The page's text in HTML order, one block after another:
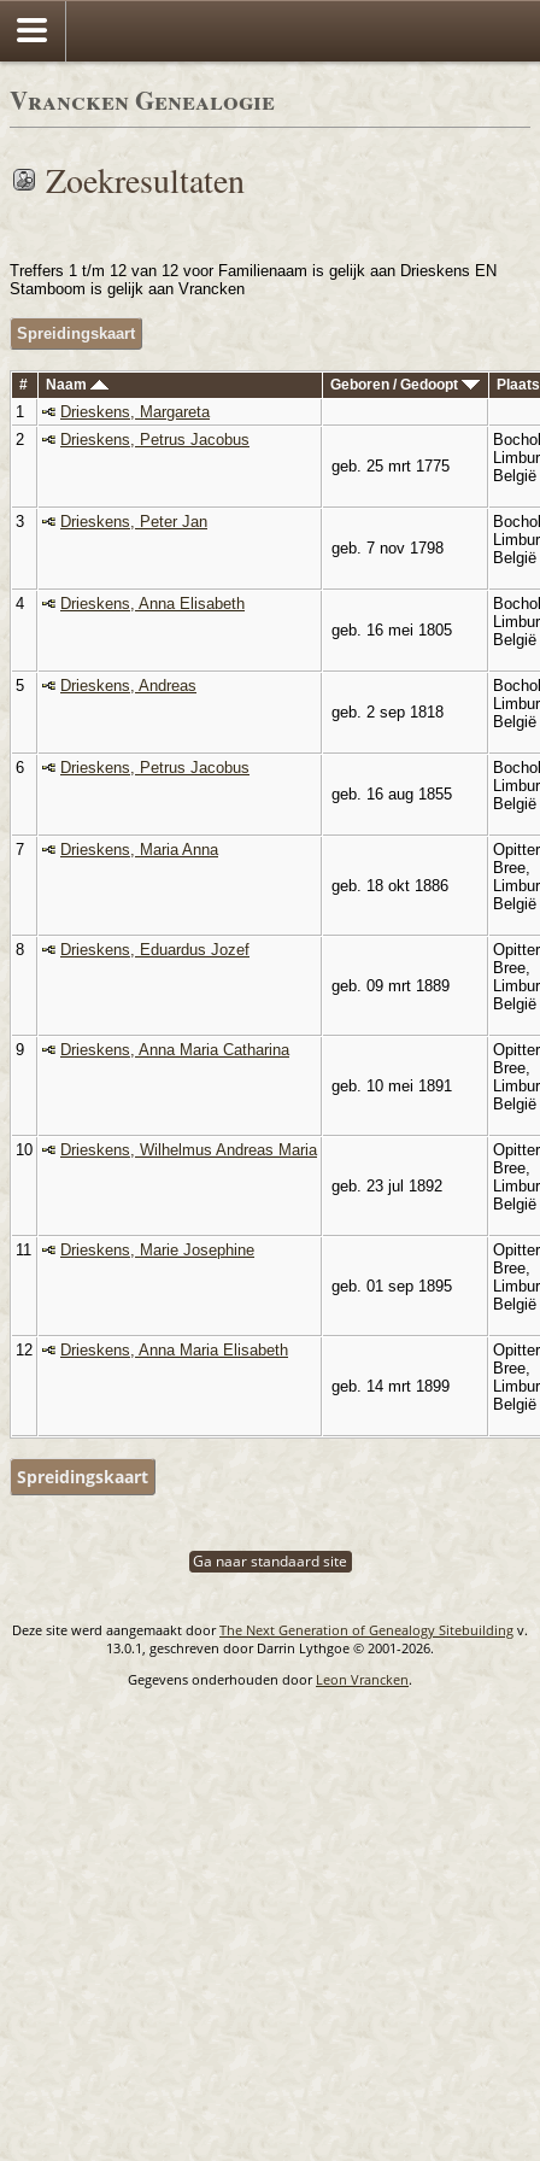
Vrancken Genealogie
Zoekresultaten
Treffers 1 t/m 12 van 12 voor Familienaam is gelijk aan Drieskens EN
Stamboom is gelijk aan Vrancken
Spreidingskaart
# Naam Geboren / Gedoopt
1
Drieskens, Margareta
2
Drieskens, Petrus Jacobus
geb. 25 mrt 1775
België
3
Drieskens, Peter Jan
geb. 7 nov 1798
België
4
Drieskens, Anna Elisabeth
geb. 16 mei 1805
België
5
Drieskens, Andreas
geb. 2 sep 1818
België
6
Drieskens, Petrus Jacobus
geb. 16 aug 1855
België
7
Drieskens, Maria Anna
geb. 18 okt 1886
Bree,
België
8
Drieskens, Eduardus Jozef
geb. 09 mrt 1889
Bree,
België
9
Drieskens, Anna Maria Catharina
geb. 10 mei 1891
Bree,
België
10
Drieskens, Wilhelmus Andreas Maria
geb. 23 jul 1892
Bree,
België
11
Drieskens, Marie Josephine
geb. 01 sep 1895
Bree,
België
12
Drieskens, Anna Maria Elisabeth
geb. 14 mrt 1899
Bree,
België
Spreidingskaart
Ga naar standaard site
Deze site werd aangemaakt doorThe Next Generation of Genealogy Sitebuilding v.
13.0.1, geschreven door Darrin Lythgoe © 2001-2026.
Gegevens onderhouden door Leon Vrancken.